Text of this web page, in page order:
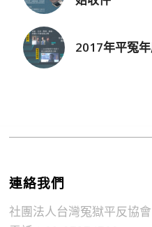
2017年平冤
連絡我們
社團法人台灣冤獄平反協會